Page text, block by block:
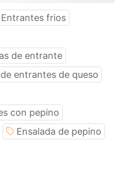
Entrantes frios
de entrante
entrantes de queso
con pepino
Ensalada de pepino